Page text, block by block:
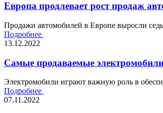
Европа продлевает рост продаж
Продажи автомобилей в Европе выросли
Подробнее
13.12.2022
Самые продаваемые
Электромобили играют важную роль в
Подробнее
07.11.2022